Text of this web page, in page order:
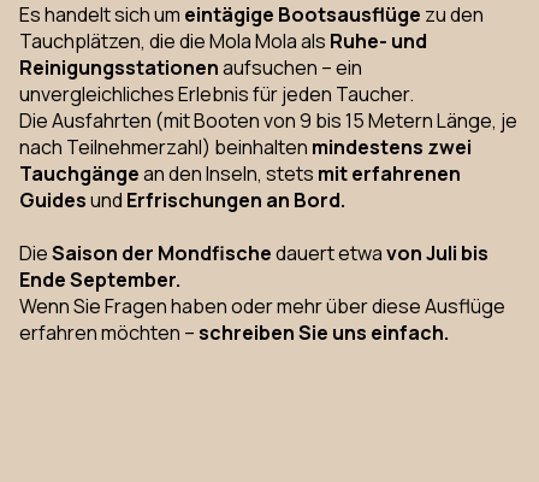
Es handelt sich um eintägige Bootsausflüge zu den
Tauchplätzen, die die Mola Mola als Ruhe- und
Reinigungsstationenaufsuchen – ein
unvergleichliches Erlebnis für jeden Taucher.
Die Ausfahrten (mit Booten von 9 bis 15 Metern Länge, je
nach Teilnehmerzahl) beinhalten mindestens zwei
Tauchgängean den Inseln, stets mit erfahrenen
Guidesund Erfrischungen an Bord.
DieSaison der Mondfischedauert etwavon Juli bis
Ende September.
Wenn Sie Fragen haben oder mehr über diese Ausflüge
erfahren möchten –schreiben Sie uns einfach.